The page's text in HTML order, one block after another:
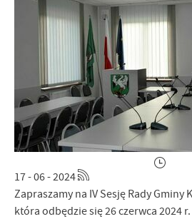
17 - 06 - 2024
Zapraszamy na IV Sesję Rady Gminy
która odbędzie się 26 czerwca 2024